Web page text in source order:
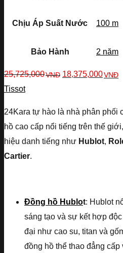
Chịu Áp Suất Nước 100 m
Bảo Hành 2 năm
25,725,000VNĐ 18,375,000VNĐ
Tissot
24Kara tự hào là nhà phân phối
hồ cao cấp nổi tiếng trên thế
hiệu danh tiếng như Hublot,
Cartier.
Đồng hồ Hublot: Hublot
sáng tạo và sự kết hợp
đại như cao su, titan và
đồng hồ thể thao đẳng